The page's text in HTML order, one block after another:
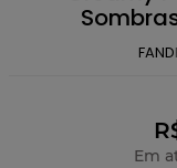
FAND
Em